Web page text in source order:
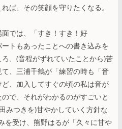
ば、その笑顔を守りたくなる。
では、「すき！すき！好
トもあったことへの書き込みを
、(音程がずれていたことから)苦
、三浦千鶴が「練習の時も「音
、加入してすぐの頃の私は音が
で、それがわかるのがすごいと
みつきを)甘やかしていく方針な
を受け、熊野はるが「久々に甘や